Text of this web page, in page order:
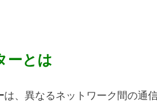
ーとは
は、異なるネットワーク間の通